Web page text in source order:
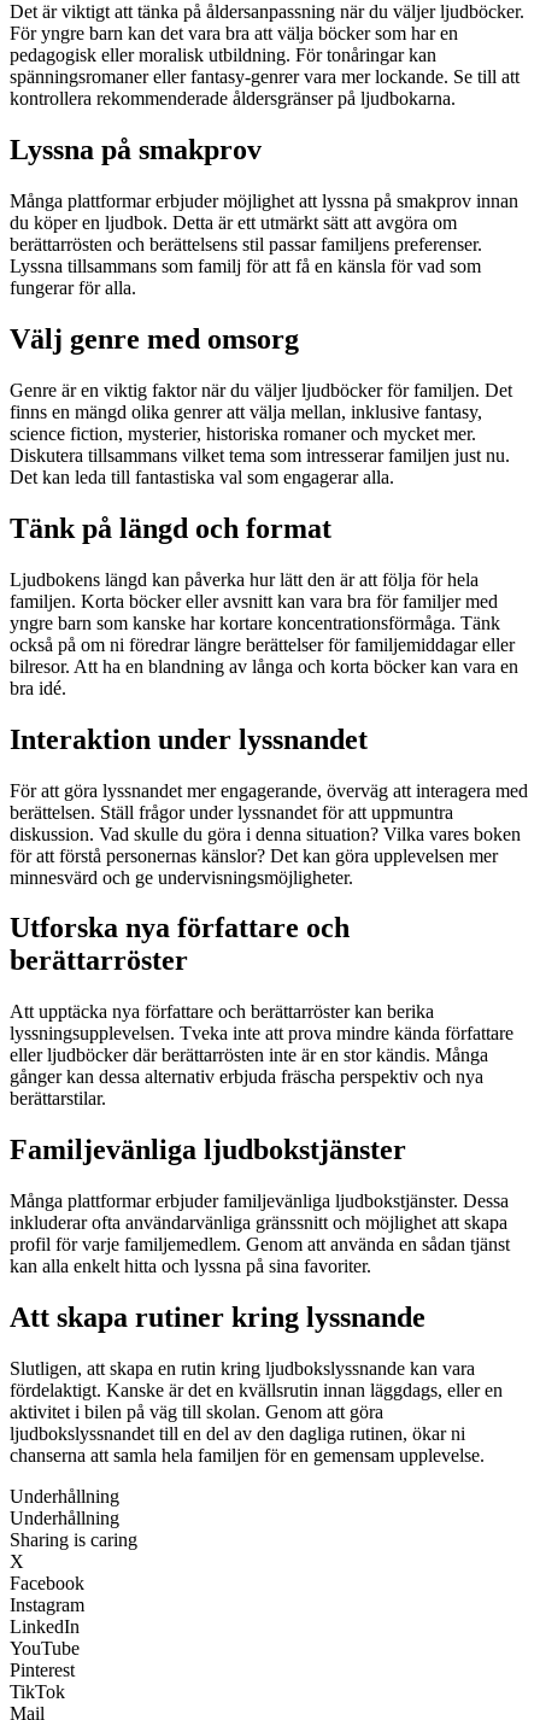
Det är viktigt att tänka på åldersanpassning när du väljer ljudböcker.
För yngre barn kan det vara bra att välja böcker som har en
pedagogisk eller moralisk utbildning. För tonåringar kan
spänningsromaner eller fantasy-genrer vara mer lockande. Se till att
kontrollera rekommenderade åldersgränser på ljudbokarna.
Lyssna på smakprov
Många plattformar erbjuder möjlighet att lyssna på smakprov innan
du köper en ljudbok. Detta är ett utmärkt sätt att avgöra om
berättarrösten och berättelsens stil passar familjens preferenser.
Lyssna tillsammans som familj för att få en känsla för vad som
fungerar för alla.
Välj genre med omsorg
Genre är en viktig faktor när du väljer ljudböcker för familjen. Det
finns en mängd olika genrer att välja mellan, inklusive fantasy,
science fiction, mysterier, historiska romaner och mycket mer.
Diskutera tillsammans vilket tema som intresserar familjen just nu.
Det kan leda till fantastiska val som engagerar alla.
Tänk på längd och format
Ljudbokens längd kan påverka hur lätt den är att följa för hela
familjen. Korta böcker eller avsnitt kan vara bra för familjer med
yngre barn som kanske har kortare koncentrationsförmåga. Tänk
också på om ni föredrar längre berättelser för familjemiddagar eller
bilresor. Att ha en blandning av långa och korta böcker kan vara en
bra idé.
Interaktion under lyssnandet
För att göra lyssnandet mer engagerande, överväg att interagera med
berättelsen. Ställ frågor under lyssnandet för att uppmuntra
diskussion. Vad skulle du göra i denna situation? Vilka vares boken
för att förstå personernas känslor? Det kan göra upplevelsen mer
minnesvärd och ge undervisningsmöjligheter.
Utforska nya författare och
berättarröster
Att upptäcka nya författare och berättarröster kan berika
lyssningsupplevelsen. Tveka inte att prova mindre kända författare
eller ljudböcker där berättarrösten inte är en stor kändis. Många
gånger kan dessa alternativ erbjuda fräscha perspektiv och nya
berättarstilar.
Familjevänliga ljudbokstjänster
Många plattformar erbjuder familjevänliga ljudbokstjänster. Dessa
inkluderar ofta användarvänliga gränssnitt och möjlighet att skapa
profil för varje familjemedlem. Genom att använda en sådan tjänst
kan alla enkelt hitta och lyssna på sina favoriter.
Att skapa rutiner kring lyssnande
Slutligen, att skapa en rutin kring ljudbokslyssnande kan vara
fördelaktigt. Kanske är det en kvällsrutin innan läggdags, eller en
aktivitet i bilen på väg till skolan. Genom att göra
ljudbokslyssnandet till en del av den dagliga rutinen, ökar ni
chanserna att samla hela familjen för en gemensam upplevelse.
Underhållning
Underhållning
Sharing is caring
X
Facebook
Instagram
LinkedIn
YouTube
Pinterest
TikTok
Mail